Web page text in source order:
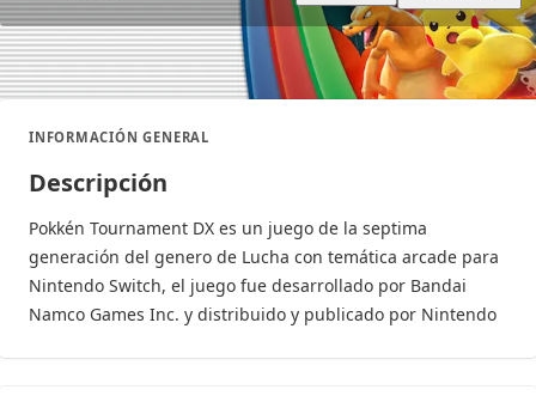
Tabla de Tipos
Naturalezas
INFORMACIÓN GENERAL
Descripción
Pokkén Tournament DX es un juego de la septima
generación del genero de Lucha con temática arcade para
Nintendo Switch, el juego fue desarrollado por Bandai
Namco Games Inc. y distribuido y publicado por Nintendo